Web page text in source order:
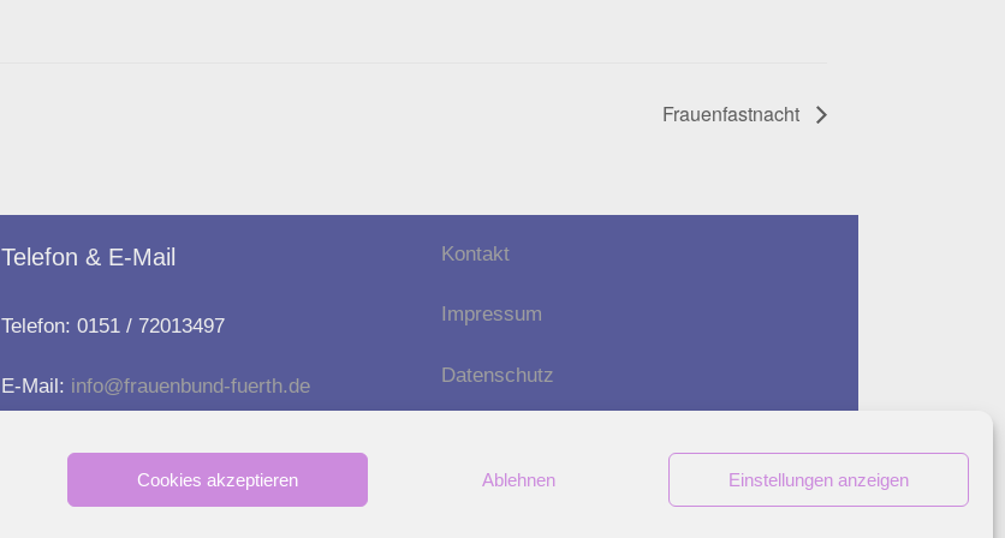
Cookies akzeptieren Ablehnen Einstellungen anzeigen
Frauenfastnacht
Telefon & E-Mail
Telefon: 0151 / 72013497
E-Mail: info@frauenbund-fuerth.de
Kontakt
Impressum
Datenschutz